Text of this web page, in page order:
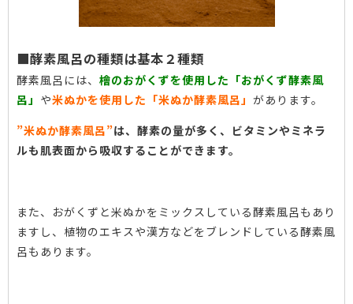
■酵素風呂の種類は基本２種類
酵素風呂には、 檜のおがくずを使用した「おがくず酵素風
呂」 や米ぬかを使用した「米ぬか酵素風呂」 があります。
”米ぬか酵素風呂”は、酵素の量が多く、ビタミンやミネラ
ルも肌表面から吸収することができます。
また、おがくずと米ぬかをミックスしている酵素風呂もあり
ますし、植物のエキスや漢方などをブレンドしている酵素風
呂もあります。